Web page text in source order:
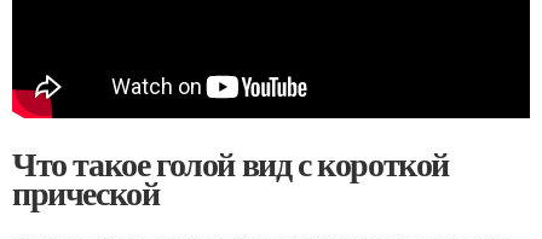
Что такое голой вид с короткой
прической